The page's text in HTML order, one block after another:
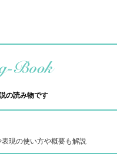
の読み物です
現の使い方や概要も解説